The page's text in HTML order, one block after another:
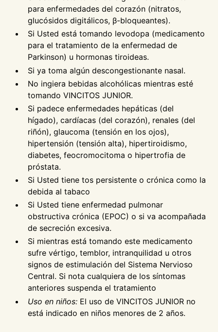
para enfermedades del corazón (nitratos,
glucósidos digitálicos, β-bloqueantes).
Si Usted está tomando levodopa (medicamento
para el tratamiento de la enfermedad de
Parkinson) u hormonas tiroideas.
Si ya toma algún descongestionante nasal.
No ingiera bebidas alcohólicas mientras esté
tomando VINCITOS JUNIOR.
Si padece enfermedades hepáticas (del
hígado), cardíacas (del corazón), renales (del
riñón), glaucoma (tensión en los ojos),
hipertensión (tensión alta), hipertiroidismo,
diabetes, feocromocitoma o hipertrofia de
próstata.
Si Usted tiene tos persistente o crónica como la
debida al tabaco
Si Usted tiene enfermedad pulmonar
obstructiva crónica (EPOC) o si va acompañada
de secreción excesiva.
Si mientras está tomando este medicamento
sufre vértigo, temblor, intranquilidad u otros
signos de estimulación del Sistema Nervioso
Central. Si nota cualquiera de los síntomas
anteriores suspenda el tratamiento
Uso en niños: El uso de VINCITOS JUNIOR no
está indicado en niños menores de 2 años.